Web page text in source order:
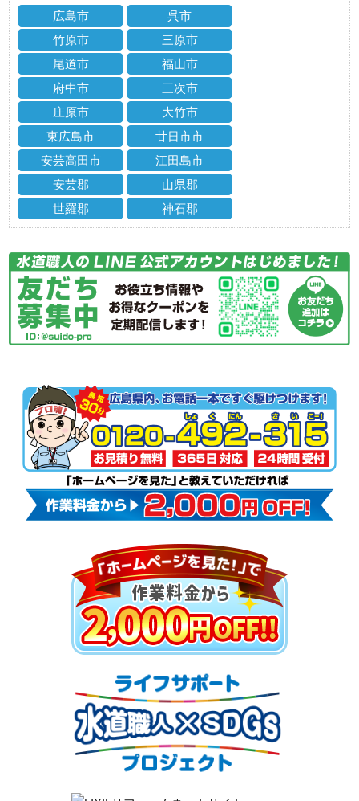
広島市
呉市
竹原市
三原市
尾道市
福山市
府中市
三次市
庄原市
大竹市
東広島市
廿日市市
安芸高田市
江田島市
安芸郡
山県郡
世羅郡
神石郡